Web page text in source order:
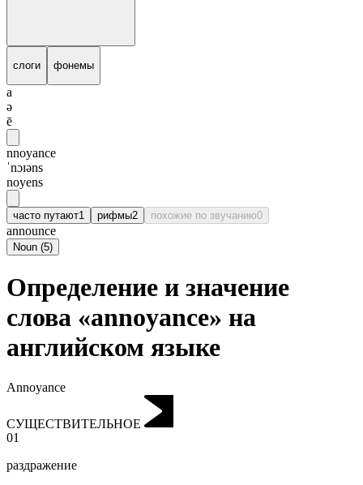
слоги фонемы
a
ə
ē
nnoyance
ˈnɔɪəns
noyens
часто путают1 рифмы2 похожие по звучанию0
announce
Noun (5)
Определение и значение
слова «annoyance» на
английском языке
Annoyance
СУЩЕСТВИТЕЛЬНОЕ
01
раздражение